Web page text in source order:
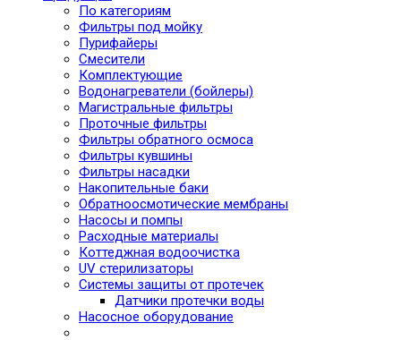
По категориям
Фильтры под мойку
Пурифайеры
Смесители
Комплектующие
Водонагреватели (бойлеры)
Магистральные фильтры
Проточные фильтры
Фильтры обратного осмоса
Фильтры кувшины
Фильтры насадки
Накопительные баки
Обратноосмотические мембраны
Насосы и помпы
Расходные материалы
Коттеджная водоочистка
UV стерилизаторы
Системы защиты от протечек
Датчики протечки воды
Насосное оборудование